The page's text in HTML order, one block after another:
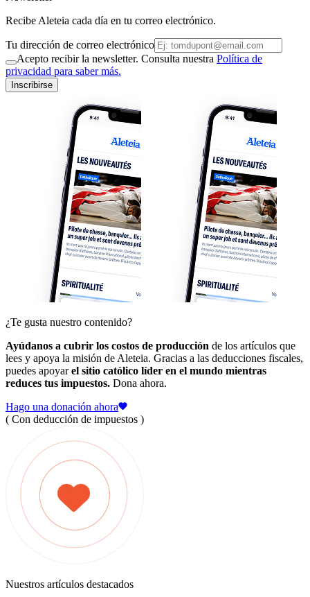
Recibe Aleteia cada día en tu correo electrónico.
Tu dirección de correo electrónico
Acepto recibir la newsletter. Consulta nuestra Política de
privacidad para saber más.
Inscribirse
¿Te gusta nuestro contenido?
Ayúdanos a cubrir los costos de producción de los artículos que
lees y apoya la misión de Aleteia. Gracias a las deducciones fiscales,
puedes apoyarel sitio católico líder en el mundo mientras
reduces tus impuestos. Dona ahora.
Hago una donación ahora
( Con deducción de impuestos )
Nuestros artículos destacados